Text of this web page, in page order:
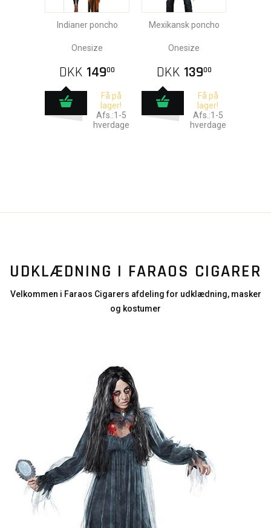
Indianer poncho
Onesize
DKK 14900
Få på
lager!
Afs.:1-5
hverdage
Mexikansk poncho
Onesize
DKK 13900
Få på
lager!
Afs.:1-5
hverdage
UDKLÆDNING I FARAOS CIGARER
Velkommen i Faraos Cigarers afdeling for udklædning, masker
og kostumer